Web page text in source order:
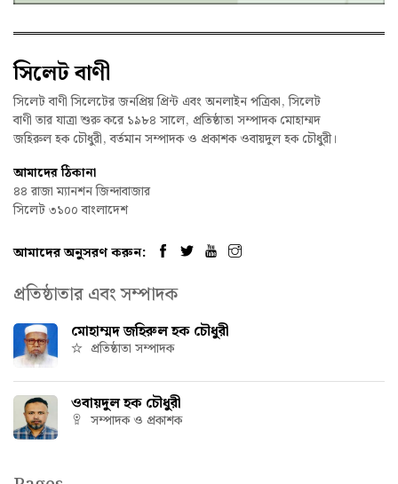
সিলেট বাণী
সিলেট বাণী সিলেটের জনপ্রিয় প্রিন্ট এবং অনলাইন পত্রিকা, সিলেট
বাণী তার যাত্রা শুরু করে ১৯৮৪ সালে, প্রতিষ্ঠাতা সম্পাদক মোহাম্মদ
জহিরুল হক চৌধুরী, বর্তমান সম্পাদক ও প্রকাশক ওবায়দুল হক চৌধুরী।
আমাদের ঠিকানা
৪৪ রাজা ম্যানশন জিন্দাবাজার
সিলেট ৩১০০ বাংলাদেশ
আমাদের অনুসরণ করুন:
প্রতিষ্ঠাতার এবং সম্পাদক
মোহাম্মদ জহিরুল হক চৌধুরী
প্রতিষ্ঠাতা সম্পাদক
ওবায়দুল হক চৌধুরী
সম্পাদক ও প্রকাশক